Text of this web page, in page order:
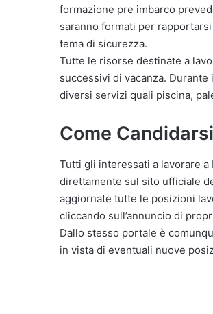
formazione pre imbarco
saranno formati per
tema di sicurezza.
Tutte le risorse destinate a
successivi di vacanza.
diversi servizi quali piscina,
Come
Tutti gli interessati a lavorare
direttamente sul sito ufficiale
aggiornate tutte le posizioni
cliccando sull’annuncio di
Dallo stesso portale è
in vista di eventuali nuove